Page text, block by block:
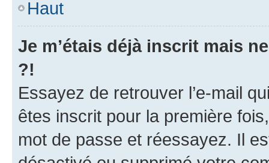
Haut
Je m’étais déjà inscrit mais
?!
Essayez de retrouver l’e-mail
êtes inscrit pour la première
mot de passe et réessayez. Il